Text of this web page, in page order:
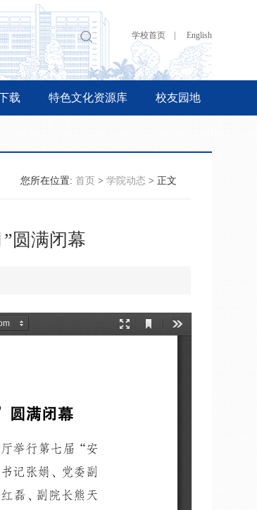
学校首页 | English
载 特色文化资源库 校友园地
您所在位置: 首页 > 学院动态 > 正文
圆满闭幕